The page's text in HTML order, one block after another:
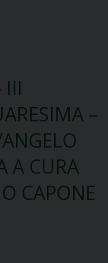
III
–
A CURA
CAPONE